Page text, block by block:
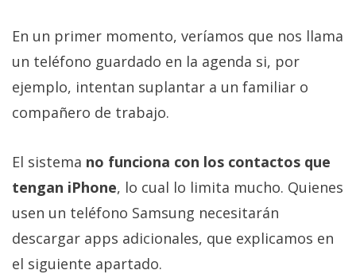
En un primer momento, veríamos que nos llama
un teléfono guardado en la agenda si, por
ejemplo, intentan suplantar a un familiar o
compañero de trabajo.
El sistema no funciona con los contactos que
tengan iPhone, lo cual lo limita mucho. Quienes
usen un teléfono Samsung necesitarán
descargar apps adicionales, que explicamos en
el siguiente apartado.